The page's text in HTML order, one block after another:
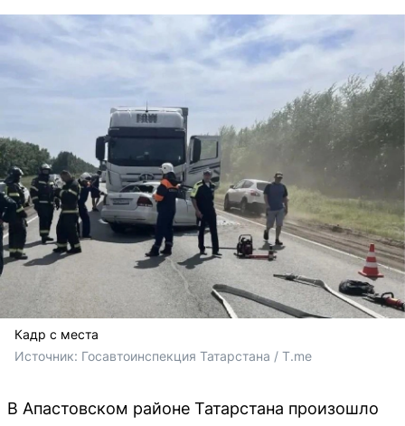
Кадр с места
Источник: Госавтоинспекция Татарстана / T.me
В Апастовском районе Татарстана произошло